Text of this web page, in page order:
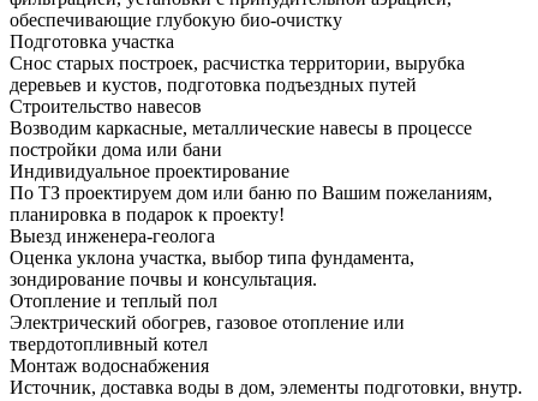
обеспечивающие глубокую био-очистку
Подготовка участка
Снос старых построек, расчистка территории, вырубка
деревьев и кустов, подготовка подъездных путей
Строительство навесов
Возводим каркасные, металлические навесы в процессе
постройки дома или бани
Индивидуальное проектирование
По ТЗ проектируем дом или баню по Вашим пожеланиям,
планировка в подарок к проекту!
Выезд инженера-геолога
Оценка уклона участка, выбор типа фундамента,
зондирование почвы и консультация.
Отопление и теплый пол
Электрический обогрев, газовое отопление или
твердотопливный котел
Монтаж водоснабжения
Источник, доставка воды в дом, элементы подготовки, внутр.